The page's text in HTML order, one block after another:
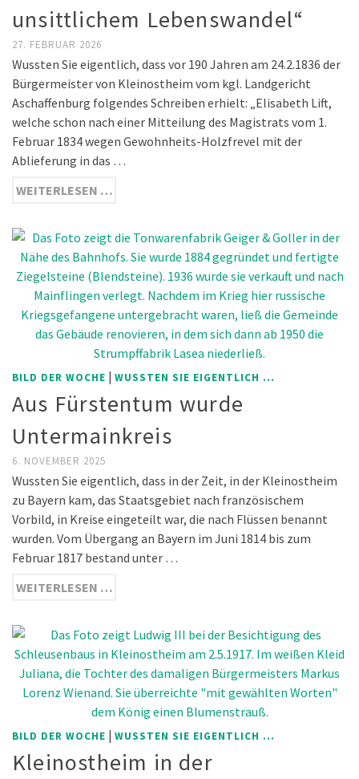
unsittlichem Lebenswandel“
27. FEBRUAR 2026
Wussten Sie eigentlich, dass vor 190 Jahren am 24.2.1836 der
Bürgermeister von Kleinostheim vom kgl. Landgericht
Aschaffenburg folgendes Schreiben erhielt: „Elisabeth Lift,
welche schon nach einer Mitteilung des Magistrats vom 1.
Februar 1834 wegen Gewohnheits-Holzfrevel mit der
Ablieferung in das …
WEITERLESEN …
BILD DER WOCHE | WUSSTEN SIE EIGENTLICH ...
Aus Fürstentum wurde
Untermainkreis
6. NOVEMBER 2025
Wussten Sie eigentlich, dass in der Zeit, in der Kleinostheim
zu Bayern kam, das Staatsgebiet nach französischem
Vorbild, in Kreise eingeteilt war, die nach Flüssen benannt
wurden. Vom Übergang an Bayern im Juni 1814 bis zum
Februar 1817 bestand unter …
WEITERLESEN …
BILD DER WOCHE | WUSSTEN SIE EIGENTLICH ...
Kleinostheim in der